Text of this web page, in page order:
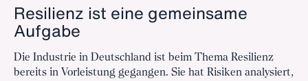
Resilienz ist eine gemeinsame
Aufgabe
Die Industrie in Deutschland ist beim Thema Resilienz
bereits in Vorleistung gegangen. Sie hat Risiken analysiert,